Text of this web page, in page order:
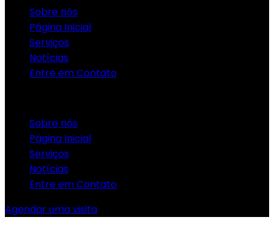
Sobre nós
Página Inicial
Serviços
Notícias
Entre em Contato
Sobre nós
Página Inicial
Serviços
Notícias
Entre em Contato
Agendar uma visita